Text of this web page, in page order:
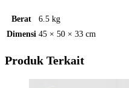
Berat
6.5 kg
Dimensi 45 × 50 × 33 cm
Produk Terkait